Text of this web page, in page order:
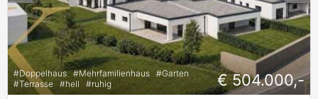
#Doppelhaus #Mehrfamilienhaus #Garten
#Terrasse #hell #ruhig € 504.000,-